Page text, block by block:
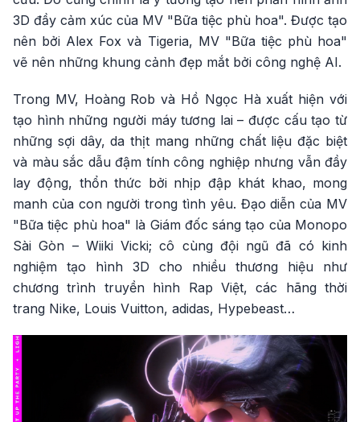
3D đầy cảm xúc của MV "Bữa tiệc phù hoa". Được tạo
nên bởi Alex Fox và Tigeria, MV "Bữa tiệc phù hoa"
vẽ nên những khung cảnh đẹp mắt bởi công nghệ AI.
Trong MV, Hoàng Rob và Hồ Ngọc Hà xuất hiện với
tạo hình những người máy tương lai – được cấu tạo từ
những sợi dây, da thịt mang những chất liệu đặc biệt
và màu sắc dẫu đậm tính công nghiệp nhưng vẫn đầy
lay động, thổn thức bởi nhịp đập khát khao, mong
manh của con người trong tình yêu. Đạo diễn của MV
"Bữa tiệc phù hoa" là Giám đốc sáng tạo của Monopo
Sài Gòn – Wiiki Vicki; cô cùng đội ngũ đã có kinh
nghiệm tạo hình 3D cho nhiều thương hiệu như
chương trình truyền hình Rap Việt, các hãng thời
trang Nike, Louis Vuitton, adidas, Hypebeast…